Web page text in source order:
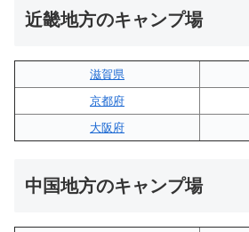
近畿地方のキャンプ場
滋賀県
京都府
大阪府
中国地方のキャンプ場